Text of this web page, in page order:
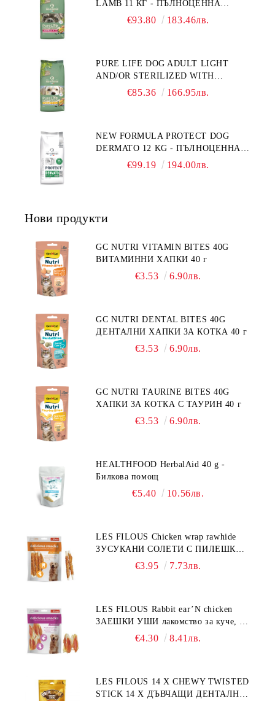
ФРАНЦИЯ.
LAMB 11 КГ - ПЪЛНОЦЕННА
ХРАНА ЗА ПОРАСНАЛИ КУЧЕТА С
НАД 1 ГОДИНА. БЕЗ ЗЪРНО, БЕЗ
ГЛУТЕН. ПРОИЗВЕДЕНА ВЪВ
ФРАНЦИЯ.
€93.80 183.46лв.
PURE LIFE DOG ADULT LIGHT
AND/OR STERILIZED WITH
CHICKEN 12 КГ - ПЪЛНОЦЕННА
КАСТРИРАНИ КУЧЕТА ОТ ВСИЧКИ
ПОРОДИ НА ВЪЗРАСТ НАД 1
ГОДИНА, С ПИЛЕ. БЕЗ ЗЪРНО, БЕЗ
€85.36 166.95лв.
NEW FORMULA PROTECT DOG
DERMATO 12 KG - ПЪЛНОЦЕННА
ДИЕТИЧНА ХРАНА ЗА КУЧЕТА
ЗАГУБА НА КОЗИНА".
НЕПОНОСИМОСТТА КЪМ НЯКОИ
СЪСТАВКИ И ХРАНИ
€99.19 194.00лв.
Нови продукти
GC NUTRI VITAMIN BITES 40G
ВИТАМИННИ ХАПКИ 40 г
€3.53 6.90лв.
GC NUTRI DENTAL BITES 40G
ДЕНТАЛНИ ХАПКИ ЗА КОТКА 40 г
€3.53 6.90лв.
GC NUTRI TAURINE BITES 40G
ХАПКИ ЗА КОТКА С ТАУРИН 40 г
€3.53 6.90лв.
HEALTHFOOD HerbalAid 40 g -
Билкова помощ
€5.40 10.56лв.
LES FILOUS Chicken wrap rawhide
ЗУСУКАНИ СОЛЕТИ С ПИЛЕШКО,
лакомство за куче, 100 г
€3.95 7.73лв.
LES FILOUS Rabbit ear’N chicken
ЗАЕШКИ УШИ лакомство за куче, 50
€4.30 8.41лв.
LES FILOUS 14 X CHEWY TWISTED
STICK 14 X ДЪВЧАЩИ ДЕНТАЛНИ